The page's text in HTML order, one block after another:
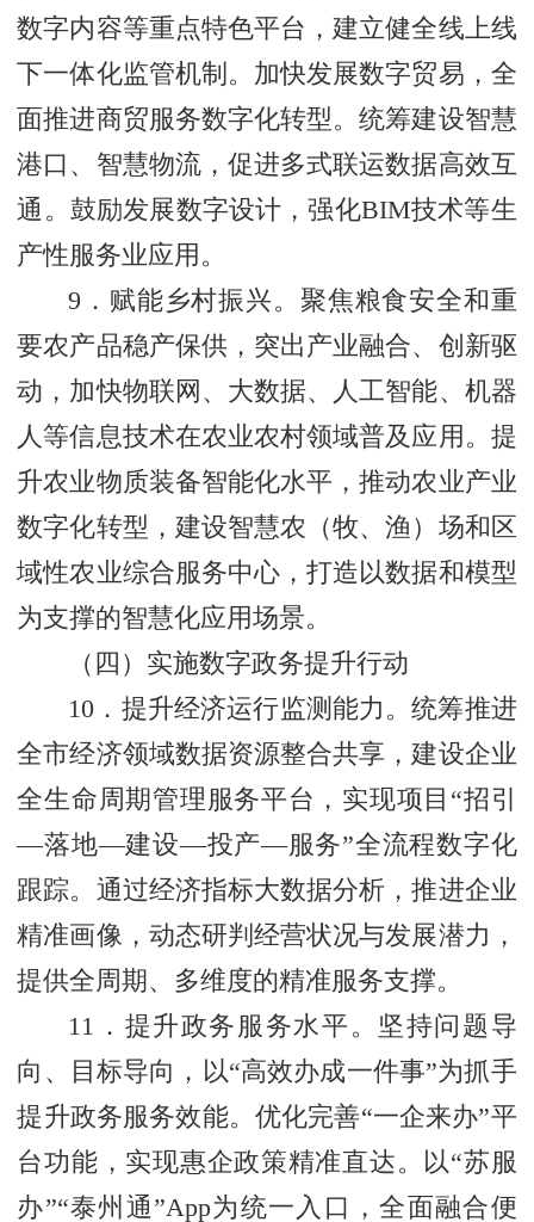
数字内容等重点特色平台，建立健全线上线
下一体化监管机制。加快发展数字贸易，全
面推进商贸服务数字化转型。统筹建设智慧
港口、智慧物流，促进多式联运数据高效互
通。鼓励发展数字设计，强化BIM技术等生
产性服务业应用。
9．赋能乡村振兴。聚焦粮食安全和重
要农产品稳产保供，突出产业融合、创新驱
动，加快物联网、大数据、人工智能、机器
人等信息技术在农业农村领域普及应用。提
升农业物质装备智能化水平，推动农业产业
数字化转型，建设智慧农（牧、渔）场和区
域性农业综合服务中心，打造以数据和模型
为支撑的智慧化应用场景。
（四）实施数字政务提升行动
10．提升经济运行监测能力。统筹推进
全市经济领域数据资源整合共享，建设企业
全生命周期管理服务平台，实现项目“招引
—落地—建设—投产—服务”全流程数字化
跟踪。通过经济指标大数据分析，推进企业
精准画像，动态研判经营状况与发展潜力，
提供全周期、多维度的精准服务支撑。
11．提升政务服务水平。坚持问题导
向、目标导向，以“高效办成一件事”为抓手
提升政务服务效能。优化完善“一企来办”平
台功能，实现惠企政策精准直达。以“苏服
办”“泰州通”App为统一入口，全面融合便